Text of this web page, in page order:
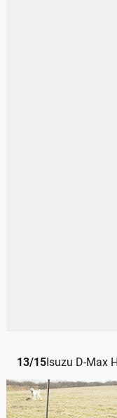
13/15Isuzu D-Max